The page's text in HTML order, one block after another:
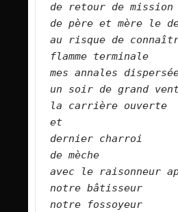
de retour de
de père et mère le
au risque de
flamme terminale
mes annales
un soir de grand
la carrière
et
dernier charroi
de mèche
avec le
notre bâtisseur
notre fossoyeur